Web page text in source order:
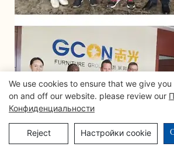
We use cookies to ensure that we give
on and off our website. please review our
Конфиденциальности
Reject Настройки cookie